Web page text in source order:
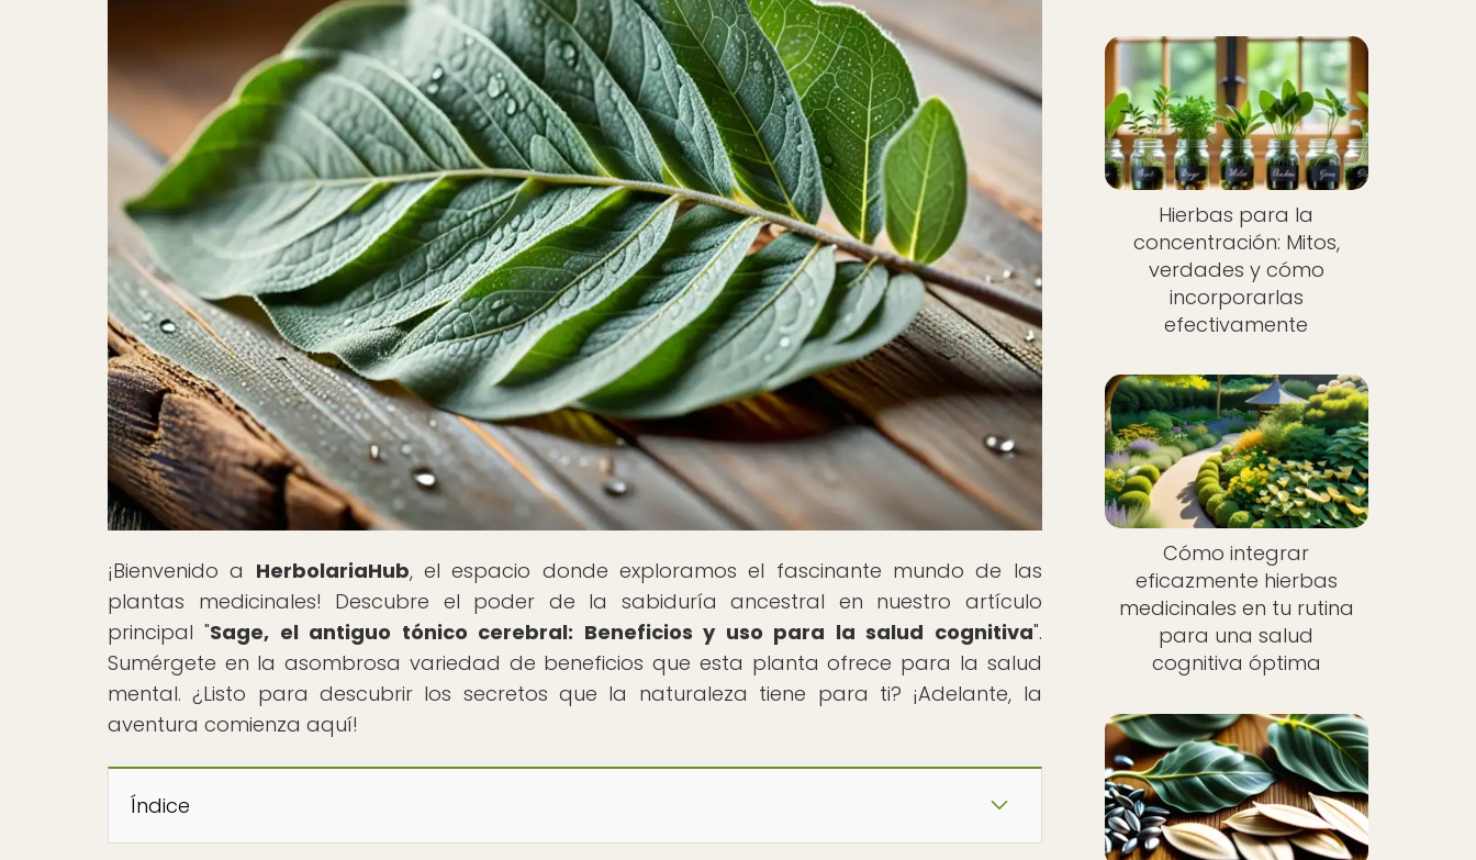
¡Bienvenido a HerbolariaHub, el espacio donde exploramos el fascinante mundo de las
plantas medicinales! Descubre el poder de la sabiduría ancestral en nuestro artículo
principal "Sage, el antiguo tónico cerebral: Beneficios y uso para la salud cognitiva".
Sumérgete en la asombrosa variedad de beneficios que esta planta ofrece para la salud
mental. ¿Listo para descubrir los secretos que la naturaleza tiene para ti? ¡Adelante, la
aventura comienza aquí!
Índice
Hierbas para la
concentración: Mitos,
verdades y cómo
incorporarlas
efectivamente
Cómo integrar
eficazmente hierbas
medicinales en tu rutina
para una salud
cognitiva óptima